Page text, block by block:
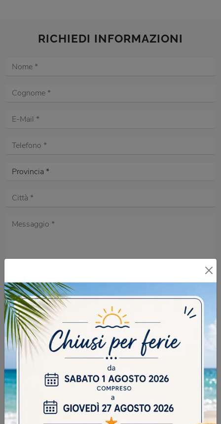
SFOGLIA I NOSTRI CATALOGHI
RICHIEDI INFORMAZIONI
Acconsento all'informativa sullaPrivacy Policy
DOMANDA DI SICUREZZA
Di che colore è l'erba?
INVIA